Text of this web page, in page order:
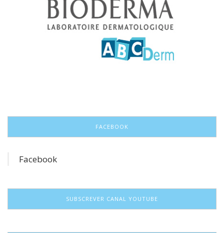
FACEBOOK
Facebook
SUBSCREVER CANAL YOUTUBE